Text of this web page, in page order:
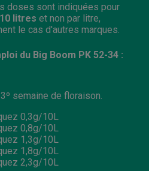
doses sont indiquées pour
10 litres et non par litre,
le cas d'autres marques.
du Big Boom PK 52-34 :
semaine de floraison.
0,3g/10L
0,8g/10L
1,3g/10L
1,8g/10L
2,3g/10L